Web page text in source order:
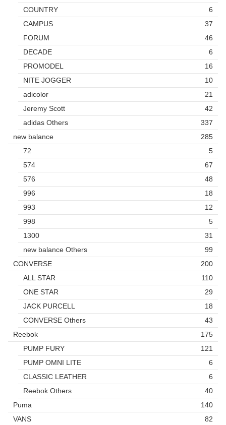
COUNTRY
6
CAMPUS
37
FORUM
46
DECADE
6
PROMODEL
16
NITE JOGGER
10
adicolor
21
Jeremy Scott
42
adidas Others
337
new balance
285
72
5
574
67
576
48
996
18
993
12
998
5
1300
31
new balance Others
99
CONVERSE
200
ALL STAR
110
ONE STAR
29
JACK PURCELL
18
CONVERSE Others
43
Reebok
175
PUMP FURY
121
PUMP OMNI LITE
6
CLASSIC LEATHER
6
Reebok Others
40
Puma
140
VANS
82